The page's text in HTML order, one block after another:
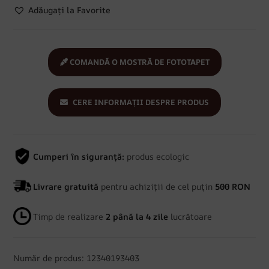
Adăugați la Favorite
COMANDĂ O MOSTRĂ DE FOTOTAPET
CERE INFORMAȚII DESPRE PRODUS
Cumperi în siguranță: produs ecologic
Livrare gratuită pentru achiziții de cel puțin 500 RON
Timp de realizare 2 până la 4 zile lucrătoare
Număr de produs: 12340193403